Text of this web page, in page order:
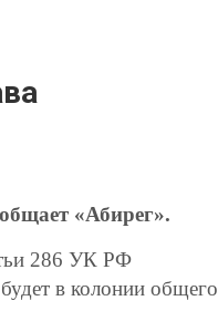
«Абирег».
286 УК РФ
в колонии общего